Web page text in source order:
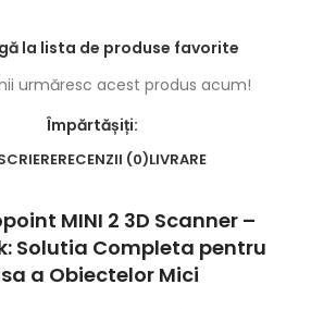
la lista de produse favorite
urmăresc acest produs acum!
Împărtășiți:
RECENZII (0)LIVRARE
MINI 2 3D Scanner –
Solutia Completa pentru
a Obiectelor Mici